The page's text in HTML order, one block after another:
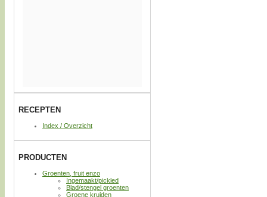
RECEPTEN
Index / Overzicht
PRODUCTEN
Groenten, fruit enzo
Ingemaakt/pickled
Blad/stengel groenten
Groene kruiden